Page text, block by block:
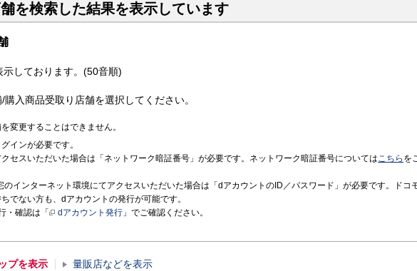
を検索した結果を表示しています
しております。(50音順)
入商品受取り店舗を選択してください。
変更することはできません。
インが必要です。
クセスいただいた場合は「ネットワーク暗証番号」が必要です。ネットワーク暗証番号についてはこちら を
のインターネット環境にてアクセスいただいた場合は「dアカウントのID／パスワード」が必要です。ドコ
でない方も、dアカウントの発行が可能です。
・確認は「
dアカウント発行 」でご確認ください。
プを表示 量販店などを表示